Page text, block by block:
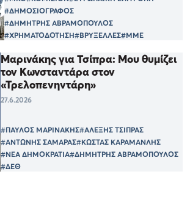
#ΔΗΜΟΣΙΟΓΡΑΦΟΣ
#ΔΗΜΗΤΡΗΣ ΑΒΡΑΜΟΠΟΥΛΟΣ
#ΧΡΗΜΑΤΟΔΟΤΗΣΗ#ΒΡΥΞΕΛΛΕΣ#ΜΜΕ
Μαρινάκης για Τσίπρα: Μου θυμίζει
τον Κωνσταντάρα στον
«Τρελοπενηντάρη»
27.6.2026
#ΠΑΥΛΟΣ ΜΑΡΙΝΑΚΗΣ#ΑΛΕΞΗΣ ΤΣΙΠΡΑΣ
#ΑΝΤΩΝΗΣ ΣΑΜΑΡΑΣ#ΚΩΣΤΑΣ ΚΑΡΑΜΑΝΛΗΣ
#ΝΕΑ ΔΗΜΟΚΡΑΤΙΑ#ΔΗΜΗΤΡΗΣ ΑΒΡΑΜΟΠΟΥΛΟΣ
#ΔΕΘ